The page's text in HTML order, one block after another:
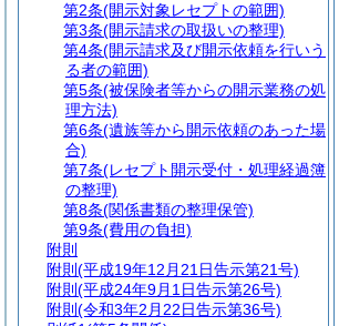
第2条(開示対象レセプトの範囲)
第3条(開示請求の取扱いの整理)
第4条(開示請求及び開示依頼を行いう
る者の範囲)
第5条(被保険者等からの開示業務の処
理方法)
第6条(遺族等から開示依頼のあった場
合)
第7条(レセプト開示受付・処理経過簿
の整理)
第8条(関係書類の整理保管)
第9条(費用の負担)
附則
附則 (平成19年12月21日告示第21号)
附則 (平成24年9月1日告示第26号)
附則 (令和3年2月22日告示第36号)